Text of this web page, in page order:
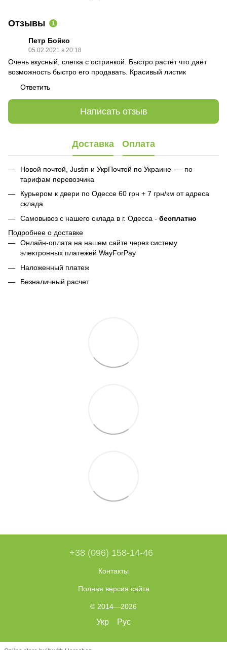
Отзывы 1
Петр Бойко
05.02.2021 в 20:18
Очень вкусный, слегка с остринкой. Быстро растёт что даёт
возможность быстро его продавать. Красивый листик
Ответить
Написать отзыв
Доставка Оплата
Новой почтой, Justin и УкрПочтой по Украине — по
тарифам перевозчика
Курьером к двери по Одессе 60 грн + 7 грн/км от адреса
склада
Самовывоз с нашего склада в г. Одесса - бесплатно
Подробнее о доставке
Онлайн-оплата на нашем сайте через систему
электронных платежей WayForPay
Наложенный платеж
Безналичный расчет
+38 (096) 158-14-46
Контакты
Полная версия сайта
© 2014—2026
Укр Рус